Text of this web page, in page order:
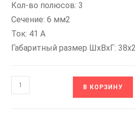
Кол-во полюсов: 3
Сечение: 6 мм2
Ток: 41 А
Габаритный размер ШхВхГ:
Количество
товара
В КОРЗИНУ